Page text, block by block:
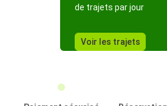
de trajets par jour
Voir les trajets